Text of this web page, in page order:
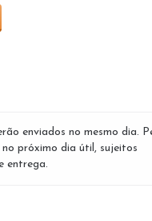
enviados no mesmo dia.
próximo dia útil, sujeitos
entrega.